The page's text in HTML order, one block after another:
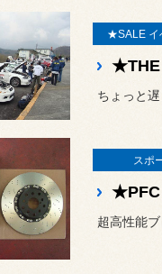
★SALE
★THE
スポ
★PFC